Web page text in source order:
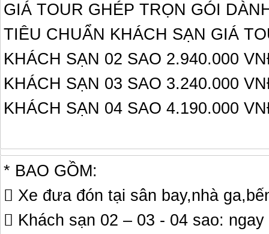
GIÁ TOUR GHÉP TRỌN GÓI
TIÊU CHUẨN KHÁCH SẠN GIÁ
KHÁCH SẠN 02 SAO 2.940.000
KHÁCH SẠN 03 SAO 3.240.000
KHÁCH SẠN 04 SAO 4.190.000
* BAO GỒM:
 Xe đưa đón tại sân bay,nhà
 Khách sạn 02 – 03 - 04 sao: